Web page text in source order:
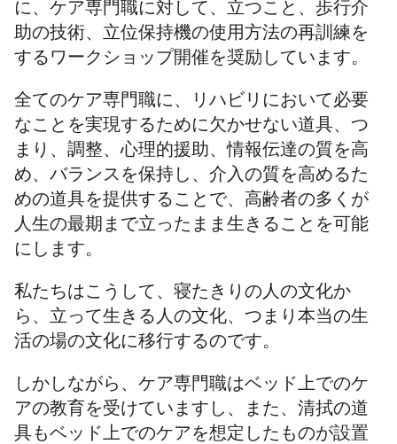
に、ケア専門職に対して、立つこと、歩行介
助の技術、立位保持機の使用方法の再訓練を
するワークショップ開催を奨励しています。
全てのケア専門職に、リハビリにおいて必要
なことを実現するために欠かせない道具、つ
まり、調整、心理的援助、情報伝達の質を高
め、バランスを保持し、介入の質を高めるた
めの道具を提供することで、高齢者の多くが
人生の最期まで立ったまま生きることを可能
にします。
私たちはこうして、寝たきりの人の文化か
ら、立って生きる人の文化、つまり本当の生
活の場の文化に移行するのです。
しかしながら、ケア専門職はベッド上でのケ
アの教育を受けていますし、また、清拭の道
具もベッド上でのケアを想定したものが設置